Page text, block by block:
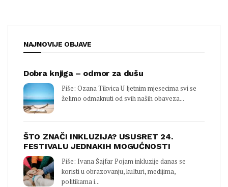
NAJNOVIJE OBJAVE
Dobra knjiga – odmor za dušu
Piše: Ozana Tikvica U ljetnim mjesecima svi se
želimo odmaknuti od svih naših obaveza...
ŠTO ZNAČI INKLUZIJA? USUSRET 24.
FESTIVALU JEDNAKIH MOGUĆNOSTI
Piše: Ivana Šajfar Pojam inkluzije danas se
koristi u obrazovanju, kulturi, medijima,
politikama i...